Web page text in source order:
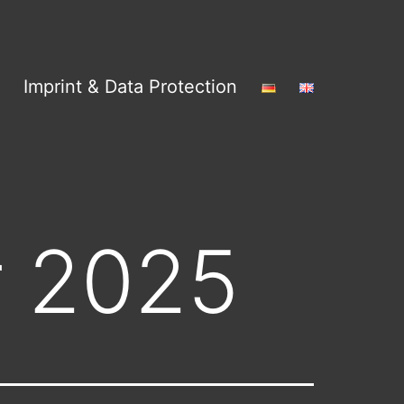
Imprint & Data Protection
2025